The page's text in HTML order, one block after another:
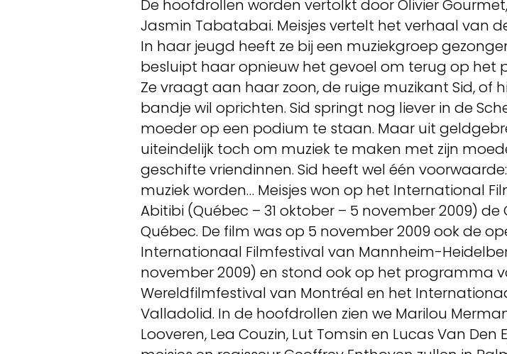
De hoofdrollen worden vertolkt door Olivier
Jasmin Tabatabai. Meisjes vertelt het verhaal van
In haar jeugd heeft ze bij een muziekgroep
besluipt haar opnieuw het gevoel om terug op het
Ze vraagt aan haar zoon, de ruige muzikant Sid, of
bandje wil oprichten. Sid springt nog liever in de
moeder op een podium te staan. Maar uit
uiteindelijk toch om muziek te maken met zijn
geschifte vriendinnen. Sid heeft wel één
muziek worden… Meisjes won op het International
Abitibi (Québec – 31 oktober – 5 november 2009) de
Québec. De film was op 5 november 2009 ook de
Internationaal Filmfestival van Mannheim-
november 2009) en stond ook op het programma
Wereldfilmfestival van Montréal en het
Valladolid. In de hoofdrollen zien we Marilou
Looveren, Lea Couzin, Lut Tomsin en Lucas Van Den